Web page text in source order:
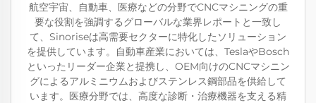
航空宇宙、自動車、医療などの分野でCNCマシニングの重
要な役割を強調するグローバルな業界レポートと一致し
て、Sinoriseは高需要セクターに特化したソリューション
を提供しています。自動車産業においては、TeslaやBosch
といったリーダー企業と提携し、OEM向けのCNCマシニン
グによるアルミニウムおよびステンレス鋼部品を供給して
います。医療分野では、高度な診断・治療機器を支える精